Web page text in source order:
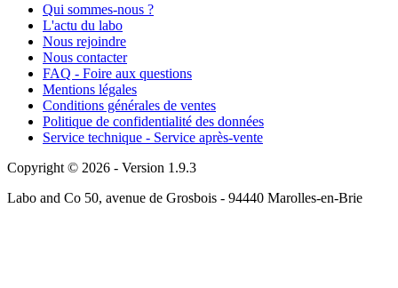
Qui sommes-nous ?
L'actu du labo
Nous rejoindre
Nous contacter
FAQ - Foire aux questions
Mentions légales
Conditions générales de ventes
Politique de confidentialité des données
Service technique - Service après-vente
Copyright © 2026 - Version 1.9.3
Labo and Co 50, avenue de Grosbois - 94440 Marolles-en-Brie